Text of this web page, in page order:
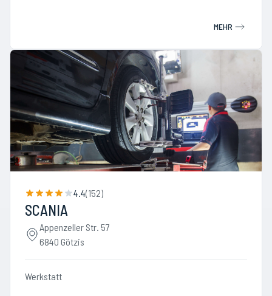
MEHR
4.4(152)
SCANIA
Appenzeller Str. 57
6840 Götzis
Werkstatt